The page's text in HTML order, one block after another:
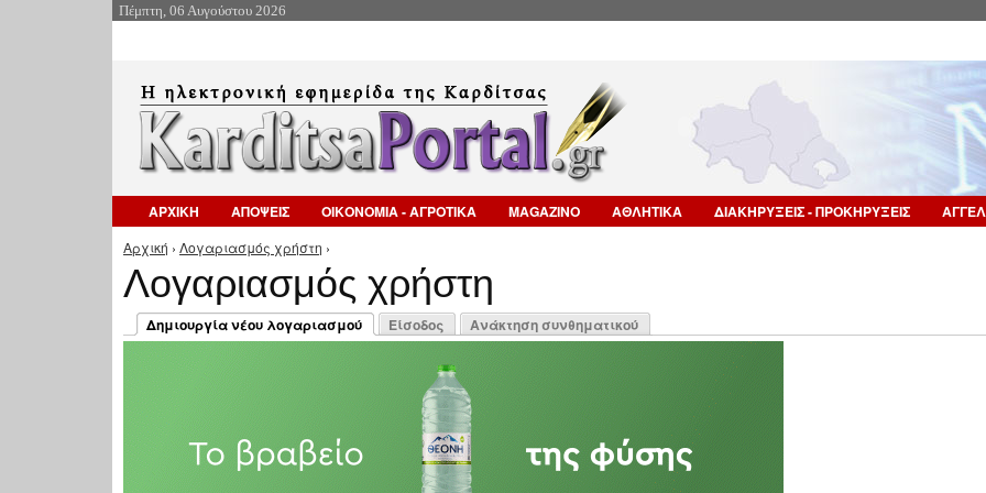
Πέμπτη, 06 Αυγούστου 2026
ΑΡΧΙΚΗ ΑΠΟΨΕΙΣ ΟΙΚΟΝΟΜΙΑ - ΑΓΡΟΤΙΚΑ MAGAZINO ΑΘΛΗΤΙΚΑ ΔΙΑΚΗΡΥΞΕΙΣ - ΠΡΟΚΗΡΥΞΕΙΣ
Είστε εδώ
Αρχική › Λογαριασμός χρήστη ›
Λογαριασμός χρήστη
Πρωτεύουσες καρτέλες
Δημιουργία νέου λογαριασμού
(ενεργή καρτέλα)
Είσοδος Ανάκτηση συνθηματικού